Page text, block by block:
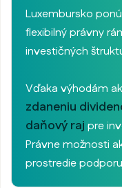
Luxembursko
flexibilný právny
investičných
Vďaka výhodám
zdaneniu
daňový raj pre
Právne možnosti
prostredie